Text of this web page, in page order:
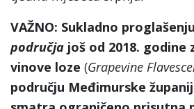
VAŽNO: Sukladno proglašenju
područja još od 2018. godine
vinove loze (Grapevine
području Međimurske